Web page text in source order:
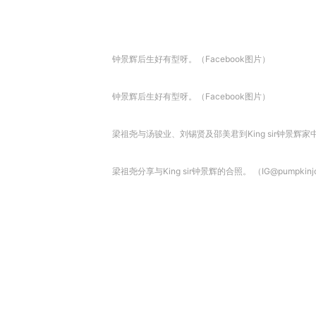
钟景辉后生好有型呀。（Facebook图片）
钟景辉后生好有型呀。（Facebook图片）
梁祖尧与汤骏业、刘锡贤及邵美君到King sir钟景辉家
梁祖尧分享与King sir钟景辉的合照。 （